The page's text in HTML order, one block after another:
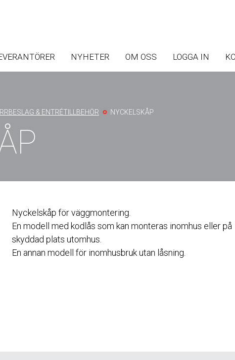
main
main
NYHETER OM OSS LOGGA IN
& ENTRÉTILLBEHÖR NYCKELSKÅP
Nyckelskåp för väggmontering.
En modell med kodlås som kan monteras inomhus eller på
skyddad plats utomhus.
En annan modell för inomhusbruk utan låsning.